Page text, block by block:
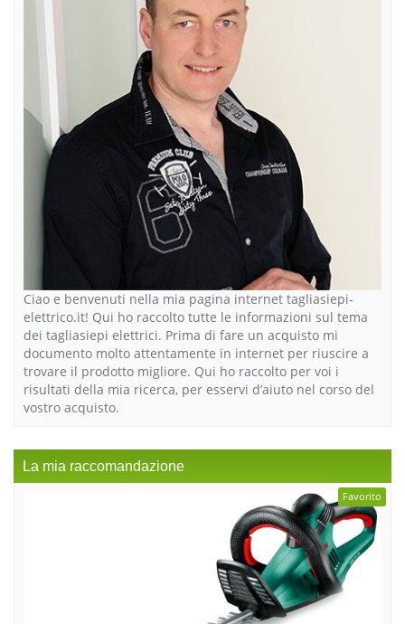
Ciao e benvenuti nella mia pagina internet tagliasiepi-
elettrico.it! Qui ho raccolto tutte le informazioni sul tema
dei tagliasiepi elettrici. Prima di fare un acquisto mi
documento molto attentamente in internet per riuscire a
trovare il prodotto migliore. Qui ho raccolto per voi i
risultati della mia ricerca, per esservi d’aiuto nel corso del
vostro acquisto.
La mia raccomandazione
Favorito